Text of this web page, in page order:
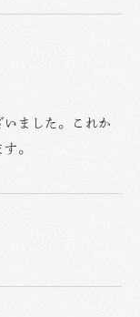
ました。これか
。